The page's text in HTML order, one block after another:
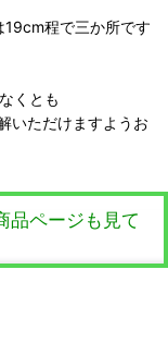
程で三か所です
くとも
いただけますようお
品ページも見て